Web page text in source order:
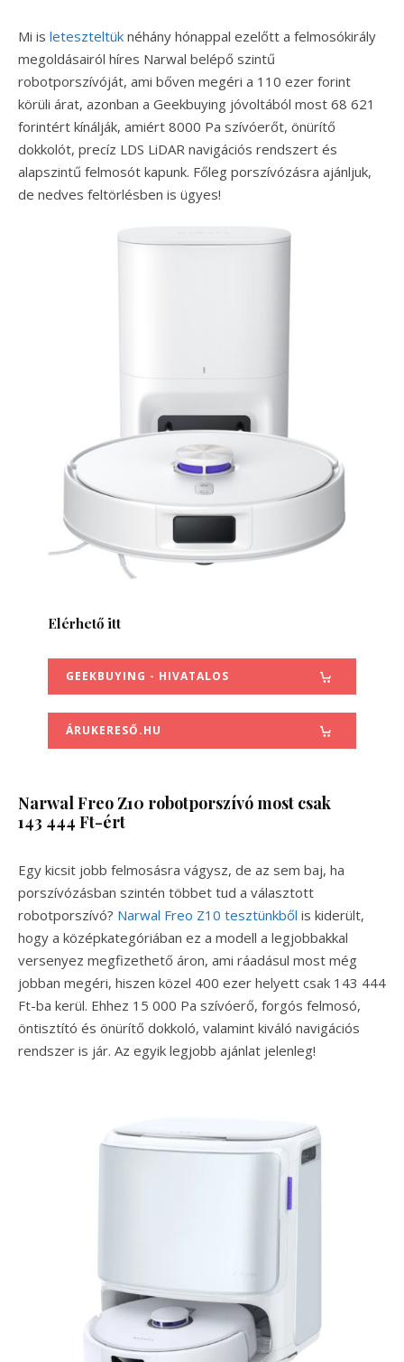
Mi is leteszteltük néhány hónappal ezelőtt a felmosókirály
megoldásairól híres Narwal belépő szintű
robotporszívóját, ami bőven megéri a 110 ezer forint
körüli árat, azonban a Geekbuying jóvoltából most 68 621
forintért kínálják, amiért 8000 Pa szívóerőt, önürítő
dokkolót, precíz LDS LiDAR navigációs rendszert és
alapszintű felmosót kapunk. Főleg porszívózásra ajánljuk,
de nedves feltörlésben is ügyes!
Elérhető itt
GEEKBUYING - HIVATALOS
ÁRUKERESŐ.HU
Narwal Freo Z10 robotporszívó most csak
143 444 Ft-ért
Egy kicsit jobb felmosásra vágysz, de az sem baj, ha
porszívózásban szintén többet tud a választott
robotporszívó? Narwal Freo Z10 tesztünkből is kiderült,
hogy a középkategóriában ez a modell a legjobbakkal
versenyez megfizethető áron, ami ráadásul most még
jobban megéri, hiszen közel 400 ezer helyett csak 143 444
Ft-ba kerül. Ehhez 15 000 Pa szívóerő, forgós felmosó,
öntisztító és önürítő dokkoló, valamint kiváló navigációs
rendszer is jár. Az egyik legjobb ajánlat jelenleg!